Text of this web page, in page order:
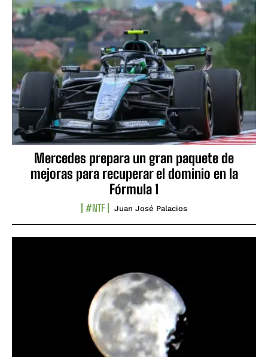
Mercedes prepara un gran paquete de
mejoras para recuperar el dominio en la
Fórmula 1
#NTF Juan José Palacios